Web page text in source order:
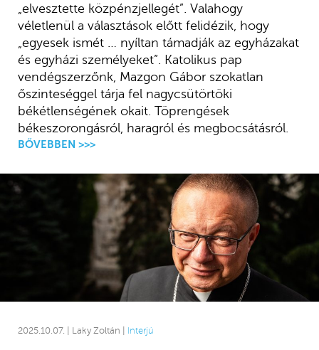
„elvesztette közpénzjellegét”. Valahogy
véletlenül a választások előtt felidézik, hogy
„egyesek ismét … nyíltan támadják az egyházakat
és egyházi személyeket”. Katolikus pap
vendégszerzőnk, Mazgon Gábor szokatlan
őszinteséggel tárja fel nagycsütörtöki
békétlenségének okait. Töprengések
békeszorongásról, haragról és megbocsátásról.
BŐVEBBEN >>>
2025.10.07. | Laky Zoltán | Interjú